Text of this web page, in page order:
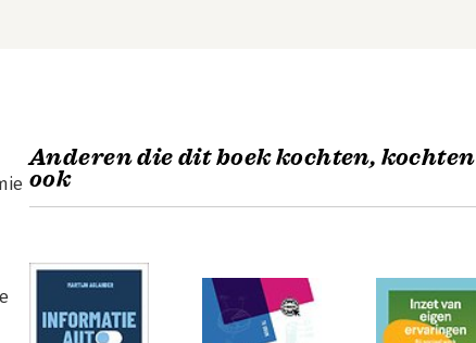
Anderen die dit boek kochten, kochten
ook